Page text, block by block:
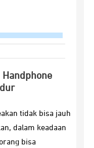
Handphone
tidak bisa jauh
dalam keadaan
bisa